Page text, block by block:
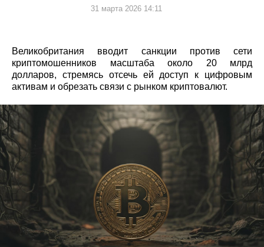
31 марта 2026 14:11
Великобритания вводит санкции против сети
криптомошенников масштаба около 20 млрд
долларов, стремясь отсечь ей доступ к цифровым
активам и обрезать связи с рынком криптовалют.